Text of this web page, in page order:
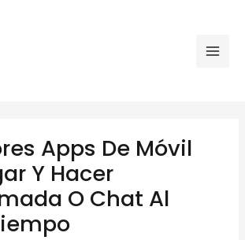
Apps De Móvil
Y Hacer
O Chat Al